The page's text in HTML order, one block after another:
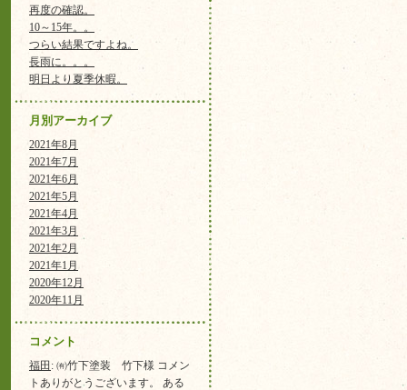
再度の確認。
10～15年。。
つらい結果ですよね。
長雨に。。。
明日より夏季休暇。
月別アーカイブ
2021年8月
2021年7月
2021年6月
2021年5月
2021年4月
2021年3月
2021年2月
2021年1月
2020年12月
2020年11月
コメント
福田 : ㈲竹下塗装 竹下様 コメン
トありがとうございます。 ある